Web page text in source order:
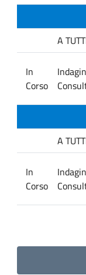
A
In
Corso
A
In
Corso